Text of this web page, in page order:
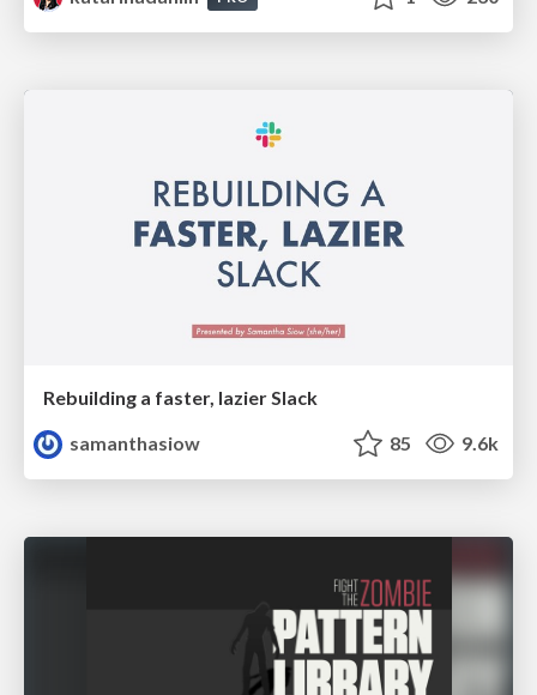
Rebuilding a faster, lazier Slack
samanthasiow
85 9.6k